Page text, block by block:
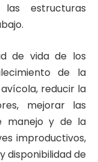
estructuras
de vida de los
de la
reducir la
mejorar las
manejo y de la
improductivos,
disponibilidad de